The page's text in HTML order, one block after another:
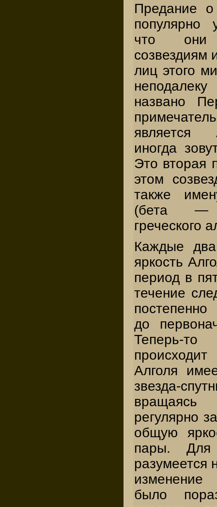
Предание
популярно
что они
созвездиям
лиц этого
названо
является
иногда
Это вторая
этом
также
(бета —
греческого
Каждые
яркость
период в
течение
постепенно
до
Теперь-
Алголя
звезда-
регулярно
общую
пары. Для
разумеется
было